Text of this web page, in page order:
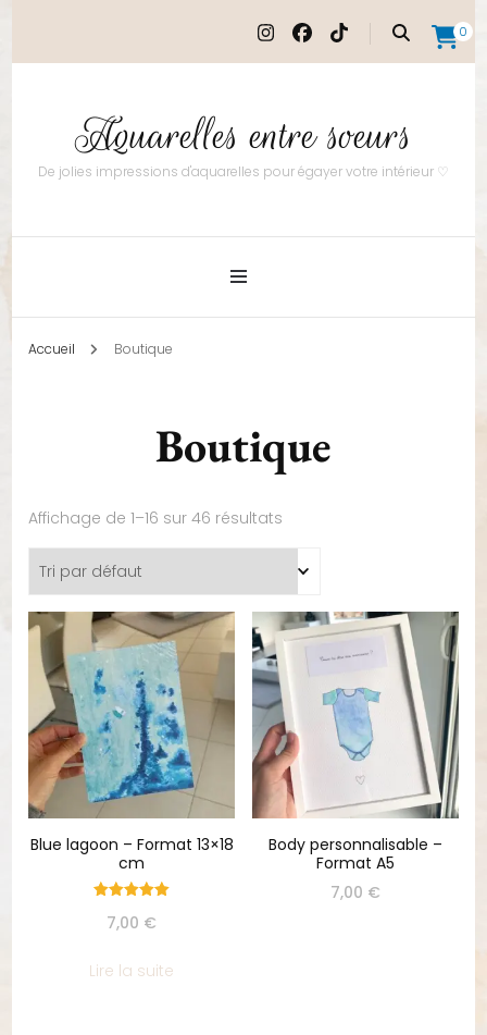
0
Aquarelles entre soeurs
De jolies impressions d'aquarelles pour égayer votre intérieur ♡
Accueil Boutique
Boutique
Affichage de 1–16 sur 46 résultats
Blue lagoon – Format 13×18
cm
5.00
7,00 €
Lire la suite
Body personnalisable –
Format A5
7,00 €